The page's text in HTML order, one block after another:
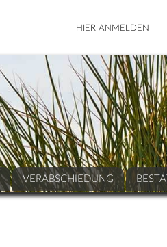
HIER ANMELDEN
VERABSCHIEDUNG